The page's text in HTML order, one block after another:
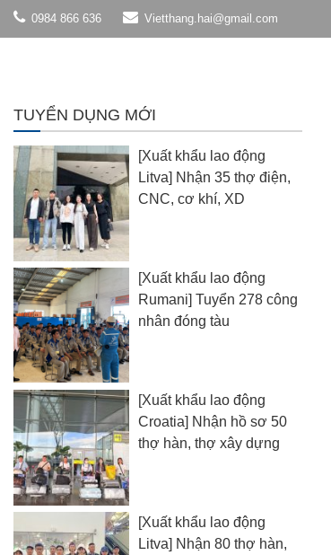
0984 866 636 Vietthang.hai@gmail.com
TUYỂN DỤNG MỚI
[Xuất khẩu lao động
Litva] Nhận 35 thợ điện,
CNC, cơ khí, XD
[Xuất khẩu lao động
Rumani] Tuyển 278 công
nhân đóng tàu
[Xuất khẩu lao động
Croatia] Nhận hồ sơ 50
thợ hàn, thợ xây dựng
[Xuất khẩu lao động
Litva] Nhận 80 thợ hàn,